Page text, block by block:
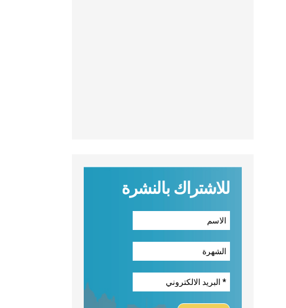
للاشتراك بالنشرة